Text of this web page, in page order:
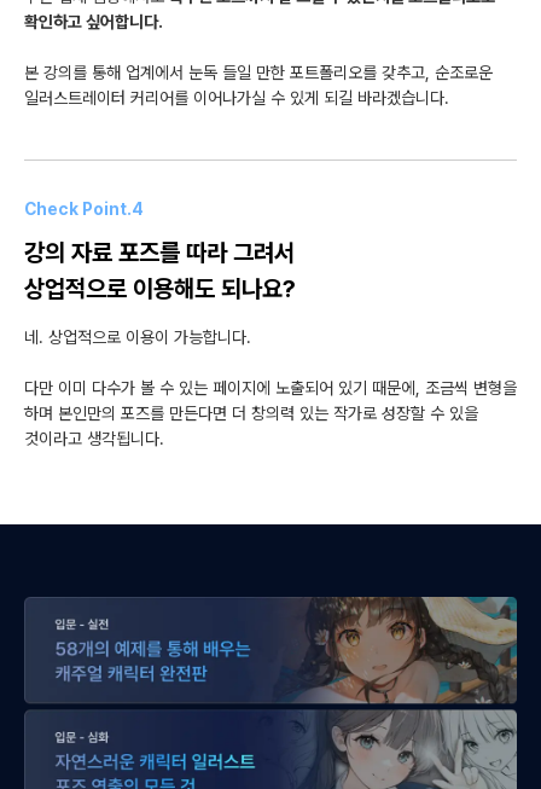
확인하고 싶어합니다.
본 강의를 통해 업계에서 눈독 들일 만한 포트폴리오를 갖추고, 순조로운
일러스트레이터 커리어를 이어나가실 수 있게 되길 바라겠습니다.
Check Point.4
강의 자료 포즈를 따라 그려서
상업적으로 이용해도 되나요?
네. 상업적으로 이용이 가능합니다.
다만 이미 다수가 볼 수 있는 페이지에 노출되어 있기 때문에, 조금씩 변형을
하며 본인만의 포즈를 만든다면 더 창의력 있는 작가로 성장할 수 있을
것이라고 생각됩니다.